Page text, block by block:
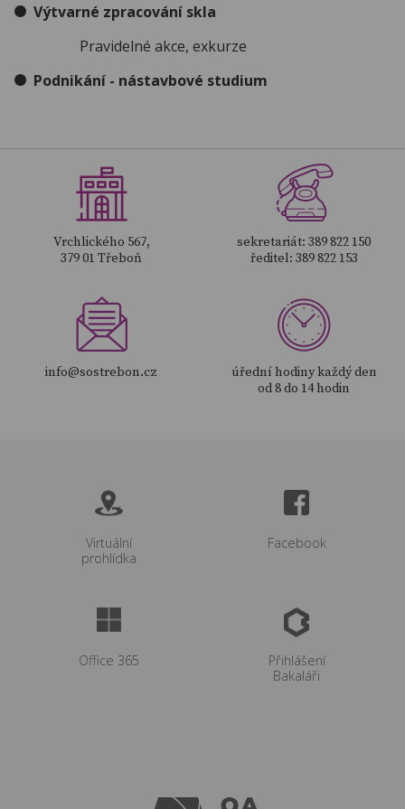
Výtvarné zpracování skla
Pravidelné akce, exkurze
Podnikání - nástavbové studium
Vrchlického 567,
379 01 Třeboň
sekretariát: 389 822 150
ředitel: 389 822 153
info@sostrebon.cz
úřední hodiny každý den
od 8 do 14 hodin
Virtuální
prohlídka
Facebook
Office 365
Přihlášení
Bakaláři